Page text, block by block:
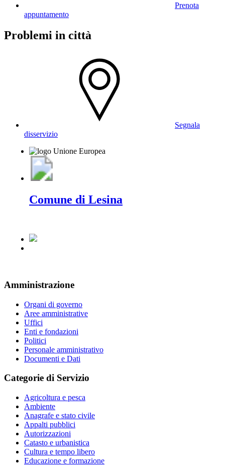
Prenota
appuntamento
Problemi in città
Segnala
disservizio
Comune di Lesina
Amministrazione
Organi di governo
Aree amministrative
Uffici
Enti e fondazioni
Politici
Personale amministrativo
Documenti e Dati
Categorie di Servizio
Agricoltura e pesca
Ambiente
Anagrafe e stato civile
Appalti pubblici
Autorizzazioni
Catasto e urbanistica
Cultura e tempo libero
Educazione e formazione